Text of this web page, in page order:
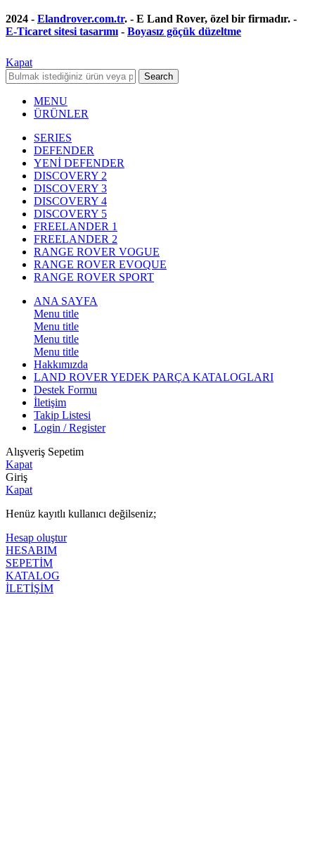
2024 - Elandrover.com.tr. - E Land Rover, özel bir firmadır. -
E-Ticaret sitesi tasarımı- Boyasız göçük düzeltme
Kapat
Search
MENU
ÜRÜNLER
SERIES
DEFENDER
YENİ DEFENDER
DISCOVERY 2
DISCOVERY 3
DISCOVERY 4
DISCOVERY 5
FREELANDER 1
FREELANDER 2
RANGE ROVER VOGUE
RANGE ROVER EVOQUE
RANGE ROVER SPORT
ANA SAYFA
Menu title
Menu title
Menu title
Menu title
Hakkımızda
LAND ROVER YEDEK PARÇA KATALOGLARI
Destek Formu
İletişim
Takip Listesi
Login / Register
Alışveriş Sepetim
Kapat
Giriş
Kapat
Henüz kayıtlı kullanıcı değilseniz;
Hesap oluştur
HESABIM
SEPETİM
KATALOG
İLETİŞİM